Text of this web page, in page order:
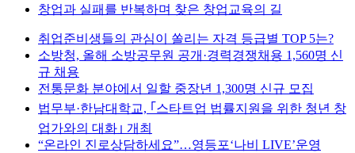
창업과 실패를 반복하며 찾은 창업교육의 길
취업준비생들의 관심이 쏠리는 자격 등급별 TOP 5는?
소방청, 올해 소방공무원 공개·경력경쟁채용 1,560명 신
규 채용
전통문화 분야에서 일할 중장년 1,300명 신규 모집
법무부·한남대학교, ｢스타트업 법률지원을 위한 청년 창
업가와의 대화｣ 개최
“온라인 진로상담하세요”…영등포‘나비 LIVE’운영